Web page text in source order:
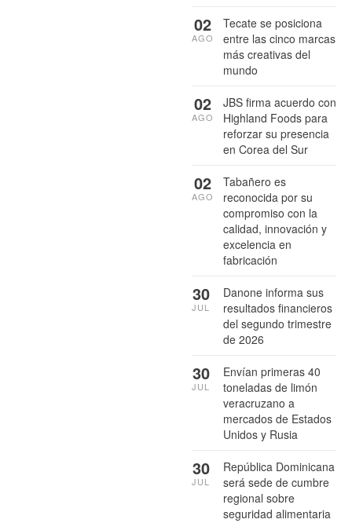
Tecate se posiciona
entre las cinco marcas
más creativas del
mundo
02
AGO
JBS firma acuerdo con
Highland Foods para
reforzar su presencia
en Corea del Sur
02
AGO
Tabañero es
reconocida por su
compromiso con la
calidad, innovación y
excelencia en
fabricación
02
AGO
Danone informa sus
resultados financieros
del segundo trimestre
de 2026
30
JUL
Envían primeras 40
toneladas de limón
veracruzano a
mercados de Estados
Unidos y Rusia
30
JUL
República Dominicana
será sede de cumbre
regional sobre
seguridad alimentaria
30
JUL